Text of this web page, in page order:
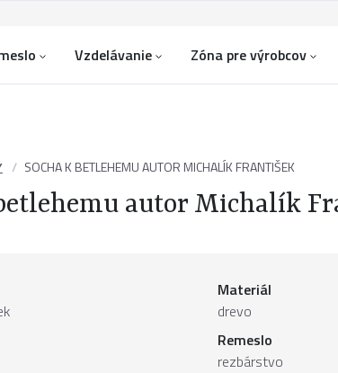
Vzdelávanie Zóna pre výrobcov
SOCHA K BETLEHEMU AUTOR MICHALÍK FRANTIŠEK
autor Michalík
Materiál
drevo
Remeslo
rezbárstvo